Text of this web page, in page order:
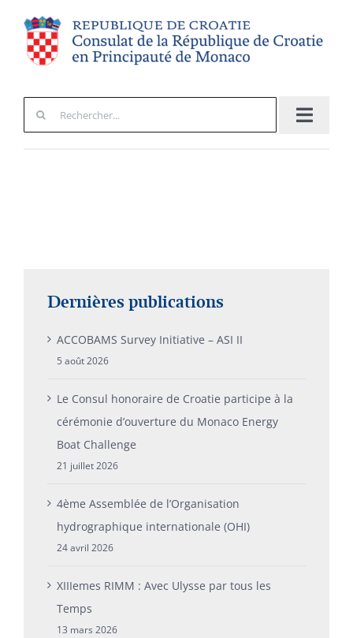
contenu
Rechercher:
Dernières publications
ACCOBAMS Survey Initiative – ASI II
5 août 2026
Le Consul honoraire de Croatie participe à la
cérémonie d’ouverture du Monaco Energy
Boat Challenge
21 juillet 2026
4ème Assemblée de l’Organisation
hydrographique internationale (OHI)
24 avril 2026
XIIIemes RIMM : Avec Ulysse par tous les
Temps
13 mars 2026